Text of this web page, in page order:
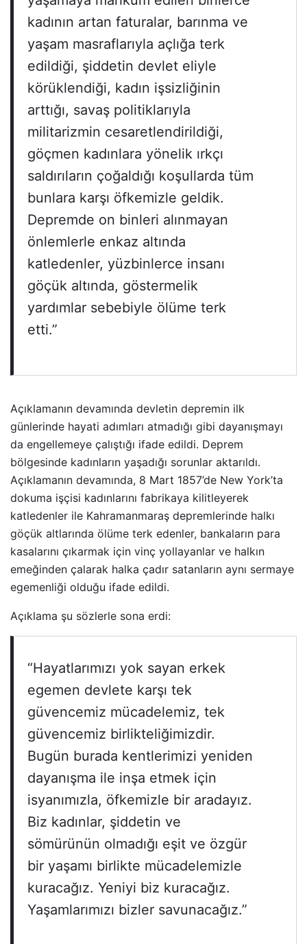
kadının artan faturalar, barınma ve
yaşam masraflarıyla açlığa terk
edildiği, şiddetin devlet eliyle
körüklendiği, kadın işsizliğinin
arttığı, savaş politiklarıyla
militarizmin cesaretlendirildiği,
göçmen kadınlara yönelik ırkçı
saldırıların çoğaldığı koşullarda tüm
bunlara karşı öfkemizle geldik.
Depremde on binleri alınmayan
önlemlerle enkaz altında
katledenler, yüzbinlerce insanı
göçük altında, göstermelik
yardımlar sebebiyle ölüme terk
etti.”
Açıklamanın devamında devletin depremin ilk
günlerinde hayati adımları atmadığı gibi dayanışmayı
da engellemeye çalıştığı ifade edildi. Deprem
bölgesinde kadınların yaşadığı sorunlar aktarıldı.
Açıklamanın devamında, 8 Mart 1857’de New York’ta
dokuma işçisi kadınlarını fabrikaya kilitleyerek
katledenler ile Kahramanmaraş depremlerinde halkı
göçük altlarında ölüme terk edenler, bankaların para
kasalarını çıkarmak için vinç yollayanlar ve halkın
emeğinden çalarak halka çadır satanların aynı sermaye
egemenliği olduğu ifade edildi.
Açıklama şu sözlerle sona erdi:
“Hayatlarımızı yok sayan erkek
egemen devlete karşı tek
güvencemiz mücadelemiz, tek
güvencemiz birlikteliğimizdir.
Bugün burada kentlerimizi yeniden
dayanışma ile inşa etmek için
isyanımızla, öfkemizle bir aradayız.
Biz kadınlar, şiddetin ve
sömürünün olmadığı eşit ve özgür
bir yaşamı birlikte mücadelemizle
kuracağız. Yeniyi biz kuracağız.
Yaşamlarımızı bizler savunacağız.”